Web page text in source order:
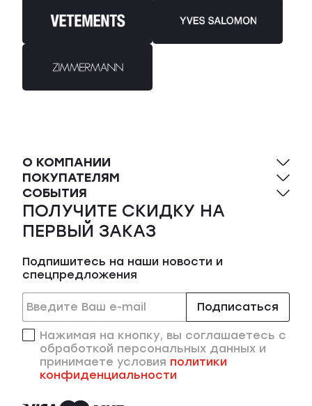
О КОМПАНИИ
ПОКУПАТЕЛЯМ
СОБЫТИЯ
ПОЛУЧИТЕ СКИДКУ НА
ПЕРВЫЙ ЗАКАЗ
Подпишитесь на наши новости и
спецпредложения
Подписаться
Нажимая на кнопку, вы соглашаетесь с
обработкой персональных данных и
принимаете условия политики
конфиденциальности